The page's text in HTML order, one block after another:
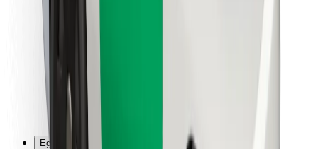
Ételfutároknak
Bolt Food
Flottapartnereknek
Éttermeknek
Egyéb